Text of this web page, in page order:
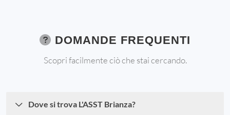
DOMANDE FREQUENTI
Scopri facilmente ciò che stai cercando.
Dove si trova L'ASST Brianza?